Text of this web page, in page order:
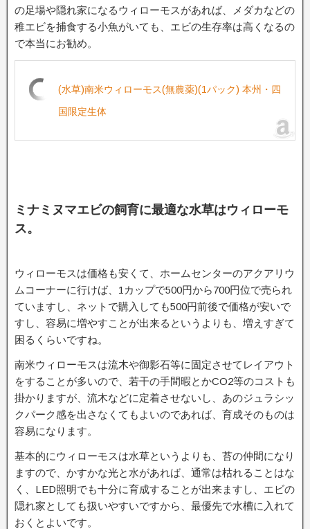
の足場や隠れ家になるウィローモスがあれば、メダカなどの
稚エビを捕食する小魚がいても、エビの生存率は高くなるの
で本当にお勧め。
(水草)南米ウィローモス(無農薬)(1パック) 本州・四
国限定生体
ミナミヌマエビの飼育に最適な水草はウィローモ
ス。
ウィローモスは価格も安くて、ホームセンターのアクアリウ
ムコーナーに行けば、1カップで500円から700円位で売られ
ていますし、ネットで購入しても500円前後で価格が安いで
すし、容易に増やすことが出来るというよりも、増えすぎて
困るくらいですね。
南米ウィローモスは流木や御影石等に固定させてレイアウト
をすることが多いので、若干の手間暇とかCO2等のコストも
掛かりますが、流木などに定着させないし、あのジュラシッ
クパーク感を出さなくてもよいのであれば、育成そのものは
容易になります。
基本的にウィローモスは水草というよりも、苔の仲間になり
ますので、かすかな光と水があれば、通常は枯れることはな
く、LED照明でも十分に育成することが出来ますし、エビの
隠れ家としても扱いやすいですから、最優先で水槽に入れて
おくとよいです。